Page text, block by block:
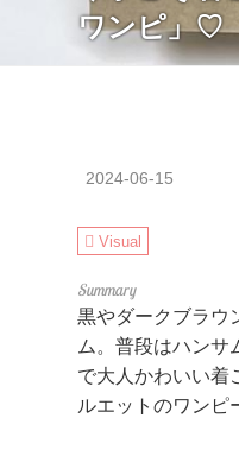
ワンピ」♡
2024-06-15
Visual
黒やダークブラウ
ム。普段はハン
で大人かわいい着
ルエットのワンピ